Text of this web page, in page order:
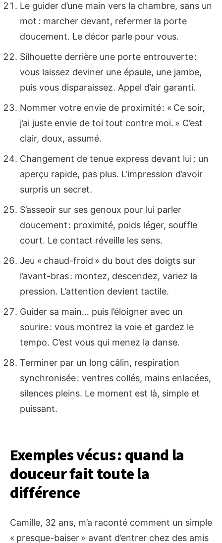
Le guider d’une main vers la chambre, sans un
mot : marcher devant, refermer la porte
doucement. Le décor parle pour vous.
Silhouette derrière une porte entrouverte :
vous laissez deviner une épaule, une jambe,
puis vous disparaissez. Appel d’air garanti.
Nommer votre envie de proximité : « Ce soir,
j’ai juste envie de toi tout contre moi. » C’est
clair, doux, assumé.
Changement de tenue express devant lui : un
aperçu rapide, pas plus. L’impression d’avoir
surpris un secret.
S’asseoir sur ses genoux pour lui parler
doucement : proximité, poids léger, souffle
court. Le contact réveille les sens.
Jeu « chaud-froid » du bout des doigts sur
l’avant-bras : montez, descendez, variez la
pression. L’attention devient tactile.
Guider sa main… puis l’éloigner avec un
sourire : vous montrez la voie et gardez le
tempo. C’est vous qui menez la danse.
Terminer par un long câlin, respiration
synchronisée : ventres collés, mains enlacées,
silences pleins. Le moment est là, simple et
puissant.
Exemples vécus : quand la
douceur fait toute la
différence
Camille, 32 ans, m’a raconté comment un simple
« presque-baiser » avant d’entrer chez des amis